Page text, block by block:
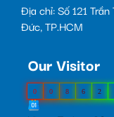
Địa chỉ: Số 121
Đức, TP.HCM
Our Visitor
0 0 8 6 2